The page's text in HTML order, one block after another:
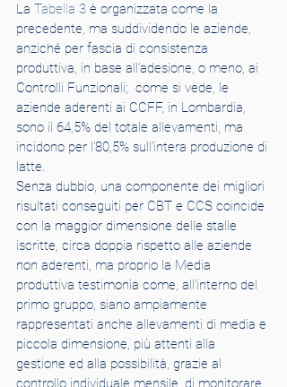
La Tabella 3 è organizzata come la
precedente, ma suddividendo le aziende,
anziché per fascia di consistenza
produttiva, in base all’adesione, o meno, ai
Controlli Funzionali;  come si vede, le
aziende aderenti ai CCFF, in Lombardia,
sono il 64,5% del totale allevamenti, ma
incidono per l’80,5% sull’intera produzione di
latte.
Senza dubbio, una componente dei migliori
risultati conseguiti per CBT e CCS coincide
con la maggior dimensione delle stalle
iscritte, circa doppia rispetto alle aziende
non aderenti, ma proprio la Media
produttiva testimonia come, all’interno del
primo gruppo, siano ampiamente
rappresentati anche allevamenti di media e
piccola dimensione, più attenti alla
gestione ed alla possibilità, grazie al
controllo individuale mensile, di monitorare